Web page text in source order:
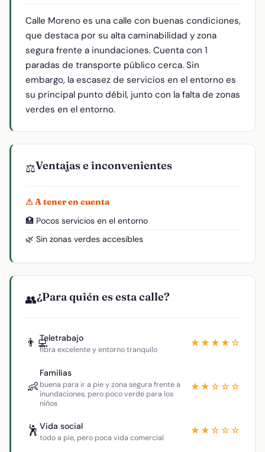
Calle Moreno es una calle con buenas condiciones,
que destaca por su alta caminabilidad y zona
segura frente a inundaciones. Cuenta con 1
paradas de transporte público cerca. Sin
embargo, la escasez de servicios en el entorno es
su principal punto débil, junto con la falta de zonas
verdes en el entorno.
⚖️Ventajas e inconvenientes
⚠ A tener en cuenta
🏥 Pocos servicios en el entorno
🌿 Sin zonas verdes accesibles
👥¿Para quién es esta calle?
👨‍💻Teletrabajo
fibra excelente y entorno tranquilo
★★★★☆
👶
Familias
buena para ir a pie y zona segura frente a
inundaciones, pero poco verde para los
niños
★★☆☆☆
🕺 Vida social
todo a pie, pero poca vida comercial
★★☆☆☆